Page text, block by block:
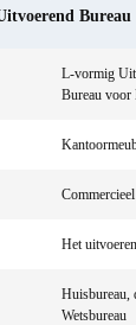
Bureau
L-vormig
Bureau voor
Het
Huisbureau,
Wetsbureau